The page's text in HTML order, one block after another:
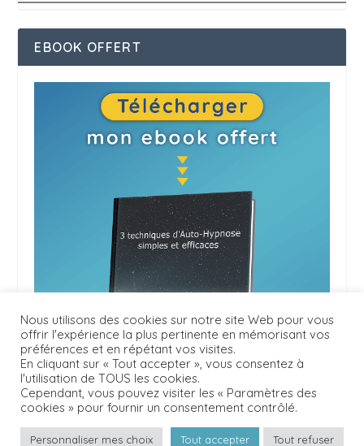
EBOOK OFFERT
Nous utilisons des cookies sur notre site Web pour vous
offrir l'expérience la plus pertinente en mémorisant vos
préférences et en répétant vos visites.
En cliquant sur « Tout accepter », vous consentez à
l'utilisation de TOUS les cookies.
Cependant, vous pouvez visiter les « Paramètres des
cookies » pour fournir un consentement contrôlé.
Personnaliser mes choix Tout accepter Tout refuser